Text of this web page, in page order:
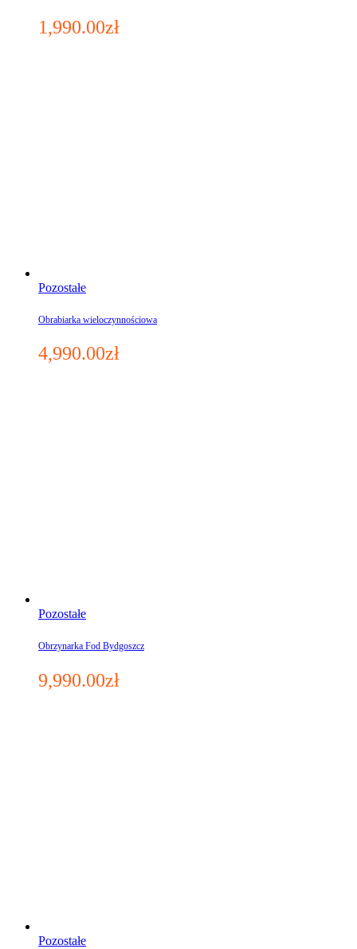
1,990.00zł
Pozostałe
Obrabiarka wieloczynnościowa
4,990.00zł
Pozostałe
Obrzynarka Fod Bydgoszcz
9,990.00zł
Pozostałe